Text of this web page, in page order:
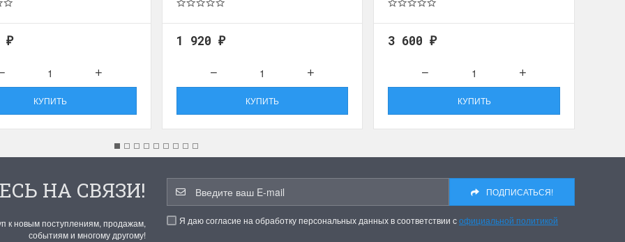
₽
КУПИТЬ
1 920 ₽
КУПИТЬ
3 600₽
КУПИТЬ
НА СВЯЗИ!
к новым поступлениям, продажам,
событиям и многому другому!
ПОДПИСАТЬСЯ!
Я даю согласие на обработку персональных данных в соответствии софициальной политикой